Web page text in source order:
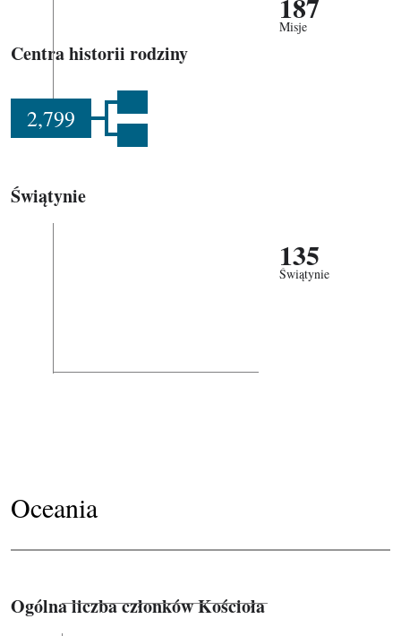
Misje
Centra historii rodziny
2,799
Świątynie
135
Świątynie
Oceania
Ogólna liczba członków Kościoła